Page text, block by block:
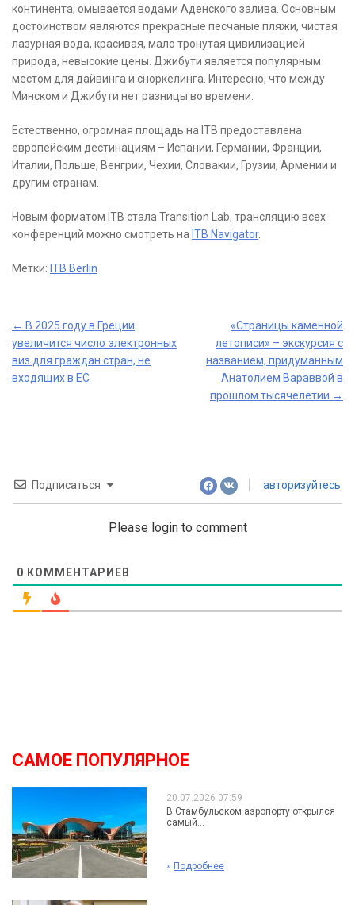
континента, омывается водами Аденского залива. Основным
достоинством являются прекрасные песчаные пляжи, чистая
лазурная вода, красивая, мало тронутая цивилизацией
природа, невысокие цены. Джибути является популярным
местом для дайвинга и сноркелинга. Интересно, что между
Минском и Джибути нет разницы во времени.
Естественно, огромная площадь на ITB предоставлена
европейским дестинациям – Испании, Германии, Франции,
Италии, Польше, Венгрии, Чехии, Словакии, Грузии, Армении и
другим странам.
Новым форматом ITB стала Transition Lab, трансляцию всех
конференций можно смотреть на ITB Navigator.
Метки: ITB Berlin
Post
navigation
← В 2025 году в Греции
увеличится число электронных
виз для граждан стран, не
входящих в ЕС
«Страницы каменной
летописи» – экскурсия с
названием, придуманным
Анатолием Вараввой в
прошлом тысячелетии →
Подписаться авторизуйтесь
Please login to comment
0 КОММЕНТАРИЕВ
САМОЕ ПОПУЛЯРНОЕ
20.07.2026 07:59
В Стамбульском аэропорту открылся
самый...
» Подробнее